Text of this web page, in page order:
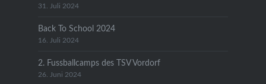
31. Juli 2024
Back To School 2024
16. Juli 2024
2. Fussballcamps des TSV Vordorf
26. Juni 2024